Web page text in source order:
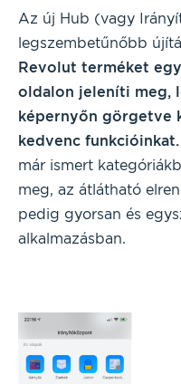
Az új Hub (vagy
legszembetűnőbb
Revolut terméket
oldalon jeleníti meg,
képernyőn görgetve
kedvenc funkcióinkat.
már ismert
meg, az átlátható
pedig gyorsan és
alkalmazásban.